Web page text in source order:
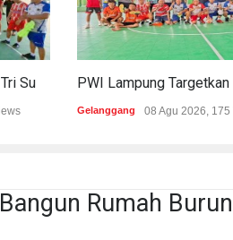
Gelanggang 08 Agu 2026, 175
Rumah